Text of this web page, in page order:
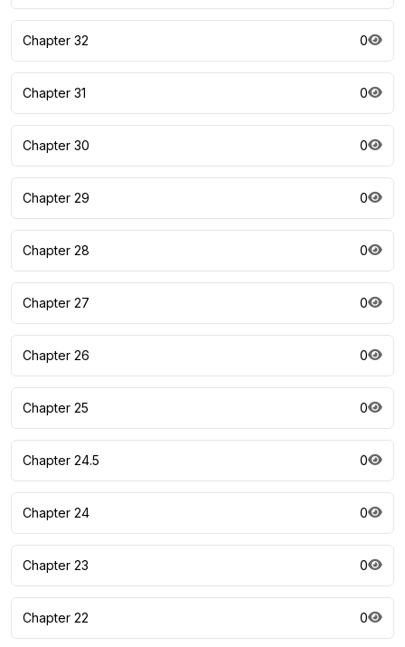
Chapter 32 0
Chapter 31 0
Chapter 30 0
Chapter 29 0
Chapter 28 0
Chapter 27 0
Chapter 26 0
Chapter 25 0
Chapter 24.5 0
Chapter 24 0
Chapter 23 0
Chapter 22 0